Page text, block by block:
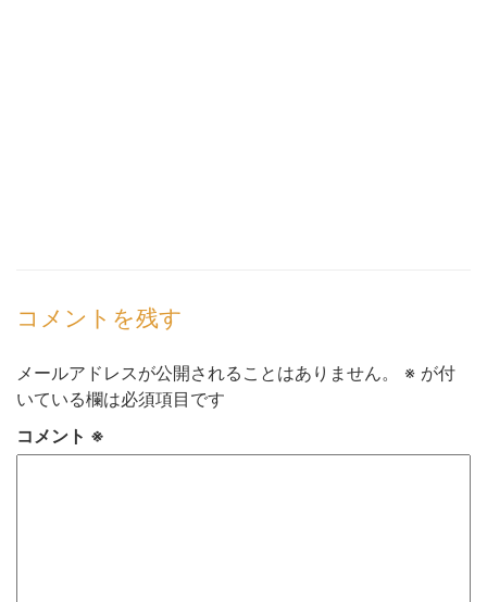
コメントを残す
メールアドレスが公開されることはありません。 ※ が付
いている欄は必須項目です
コメント ※